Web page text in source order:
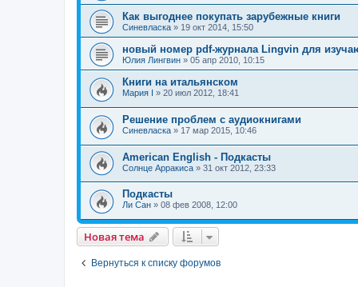
Как выгоднее покупать зарубежные книги
Синевласка » 19 окт 2014, 15:50
новый номер pdf-журнала Lingvin для
Юлия Лингвин » 05 апр 2010, 10:15
Книги на итальянском
Мария I » 20 июл 2012, 18:41
Решение проблем с аудиокнигами
Синевласка » 17 мар 2015, 10:46
American English - Подкасты
Солнце Арракиса » 31 окт 2012, 23:33
Подкасты
Ли Сан » 08 фев 2008, 12:00
Новая тема
Вернуться к списку форумов